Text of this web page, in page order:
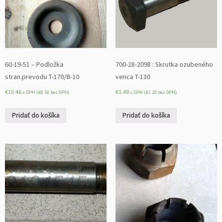
60-19-51 – Podložka
stran.prevodu T-170/B-10
€10.46 s DPH (€8.50 bez DPH)
Pridať do košíka
700-28-2098 : Skrutka ozubeného
venca T-130
€1.48 s DPH (€1.20 bez DPH)
Pridať do košíka